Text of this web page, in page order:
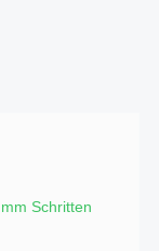
mm Schritten